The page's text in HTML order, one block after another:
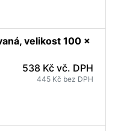
velikost 100 x
538 Kč vč. DPH
445 Kč bez DPH